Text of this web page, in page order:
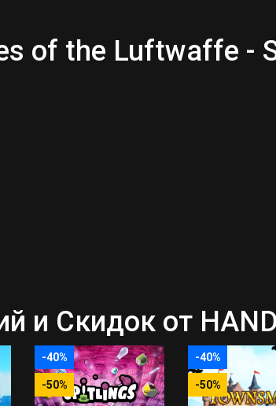
of the Luftwaffe -
Скидок от
-40%
-50%
-40%
-50%